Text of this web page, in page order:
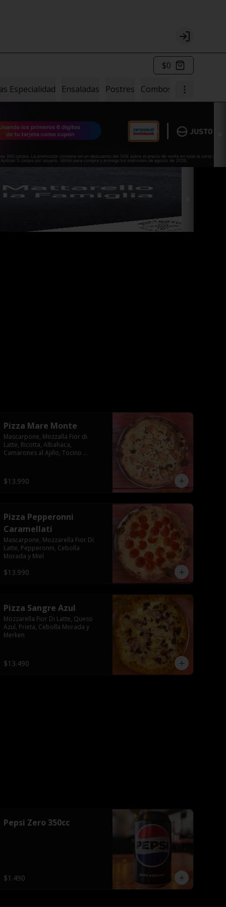
Login
$0
Especialidad Ensaladas Postres Combos
Pizza Mare Monte
Mascarpone, Mozzalla Fior di
Latte, Ricotta, Albahaca,
Camarones al Ajillo, Tocino
$13.990
Pizza Pepperonni
Caramellati
Mascarpone, Mozzarella Fior Di
Latte, Pepperonni, Cebolla
Morada y Miel
$13.990
Pizza Sangre Azul
Mozzarella Fior Di Latte, Queso
Azul, Prieta, Cebolla Morada y
Merken
$13.490
Pepsi Zero 350cc
$1.490